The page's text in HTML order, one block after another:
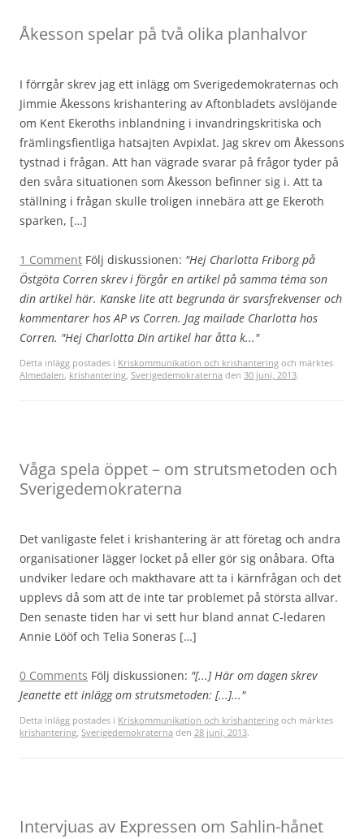
Åkesson spelar på två olika planhalvor
I förrgår skrev jag ett inlägg om Sverigedemokraternas och
Jimmie Åkessons krishantering av Aftonbladets avslöjande
om Kent Ekeroths inblandning i invandringskritiska och
främlingsfientliga hatsajten Avpixlat. Jag skrev om Åkessons
tystnad i frågan. Att han vägrade svarar på frågor tyder på
den svåra situationen som Åkesson befinner sig i. Att ta
ställning i frågan skulle troligen innebära att ge Ekeroth
sparken, […]
1 Comment Följ diskussionen: "Hej Charlotta Friborg på
Östgöta Corren skrev i förgår en artikel på samma téma son
din artikel här. Kanske lite att begrunda är svarsfrekvenser och
kommentarer hos AP vs Corren. Jag mailade Charlotta hos
Corren. "Hej Charlotta Din artikel har åtta k..."
Detta inlägg postades i Kriskommunikation och krishantering och märktes
Almedalen, krishantering, Sverigedemokraterna den 30 juni, 2013.
Våga spela öppet – om strutsmetoden och
Sverigedemokraterna
Det vanligaste felet i krishantering är att företag och andra
organisationer lägger locket på eller gör sig onåbara. Ofta
undviker ledare och makthavare att ta i kärnfrågan och det
upplevs då som att de inte tar problemet på största allvar.
Den senaste tiden har vi sett hur bland annat C-ledaren
Annie Lööf och Telia Soneras […]
0 Comments Följ diskussionen: "[...] Här om dagen skrev
Jeanette ett inlägg om strutsmetoden: [...]..."
Detta inlägg postades i Kriskommunikation och krishantering och märktes
krishantering, Sverigedemokraterna den 28 juni, 2013.
Intervjuas av Expressen om Sahlin-hånet